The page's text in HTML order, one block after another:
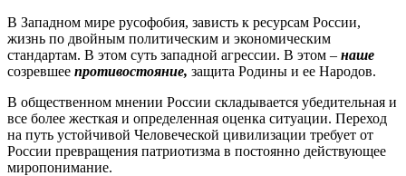
В Западном мире русофобия, зависть к ресурсам России,
жизнь по двойным политическим и экономическим
стандартам. В этом суть западной агрессии. В этом – наше
созревшее противостояние, защита Родины и ее Народов.
В общественном мнении России складывается убедительная и
все более жесткая и определенная оценка ситуации. Переход
на путь устойчивой Человеческой цивилизации требует от
России превращения патриотизма в постоянно действующее
миропонимание.